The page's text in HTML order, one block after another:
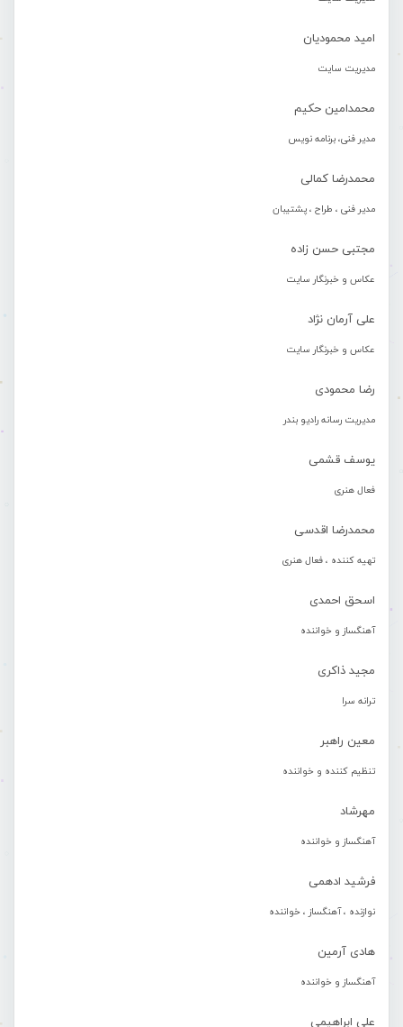
امید محمودیان
مدیریت سایت
محمدامین حکیم
مدیر فنی، برنامه نویس
محمدرضا کمالی
مدیر فنی ، طراح ، پشتیبان
مجتبی حسن زاده
عکاس و خبرنگار سایت
علی آرمان نژاد
عکاس و خبرنگار سایت
رضا محمودی
مدیریت رسانه رادیو بندر
یوسف قشمی
فعال هنری
محمدرضا اقدسی
تهیه کننده ، فعال هنری
اسحق احمدی
آهنگساز و خواننده
مجید ذاکری
ترانه سرا
معین راهبر
تنظیم کننده و خواننده
مهرشاد
آهنگساز و خواننده
فرشید ادهمی
نوازنده ، آهنگساز ، خواننده
هادی آرمین
آهنگساز و خواننده
علی ابراهیمی